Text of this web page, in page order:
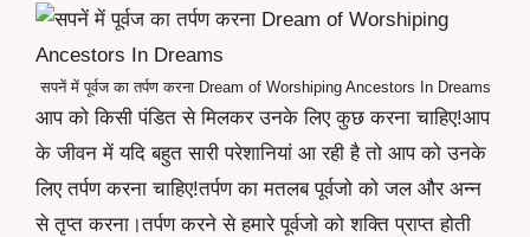
सपनें में पूर्वज का तर्पण करना Dream of Worshiping Ancestors In Dreams
आप को किसी पंडित से मिलकर उनके लिए कुछ करना चाहिए!आप
के जीवन में यदि बहुत सारी परेशानियां आ रही है तो आप को उनके
लिए तर्पण करना चाहिए!तर्पण का मतलब पूर्वजो को जल और अन्न
से तृप्त करना।तर्पण करने से हमारे पूर्वजो को शक्ति प्राप्त होती